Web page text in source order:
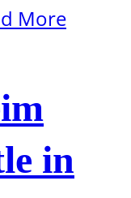
More
in